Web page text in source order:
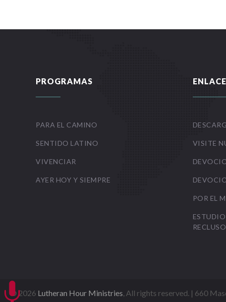
PROGRAMAS
PARA EL CAMINO
SENTIDO LATINO
VIVENCIAR
AYER HOY Y SIEMPRE
VISITE
POR EL
©2026 Lutheran Hour Ministries, All rights reserved. | 660
